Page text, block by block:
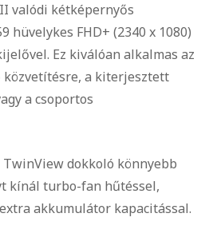
valódi kétképernyős
hüvelykes FHD+ (2340 x 1080)
Ez kiválóan alkalmas az
a kiterjesztett
a csoportos
TwinView dokkoló könnyebb
kínál turbo-fan hűtéssel,
akkumulátor kapacitással.